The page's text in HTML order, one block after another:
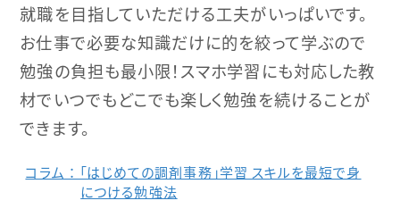
就職を目指していただける工夫がいっぱいです。
お仕事で必要な知識だけに的を絞って学ぶので
勉強の負担も最小限！スマホ学習にも対応した教
材でいつでもどこでも楽しく勉強を続けることが
できます。
コラム ： 「はじめての調剤事務」学習 スキルを最短で⾝
につける勉強法